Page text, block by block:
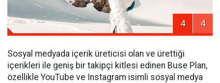
4 4
Sosyal medyada içerik üreticisi olan ve ürettiği
içerikleri ile geniş bir takipçi kitlesi edinen Buse Plan,
özellikle YouTube ve Instagram isimli sosyal medya